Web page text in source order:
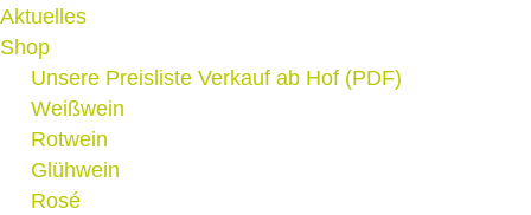
Aktuelles
Shop
Unsere Preisliste Verkauf ab Hof (PDF)
Weißwein
Rotwein
Glühwein
Rosé